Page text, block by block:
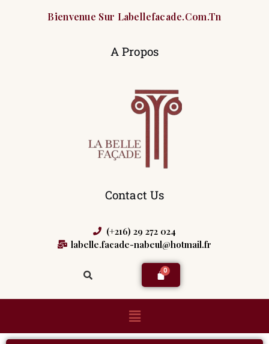
Bienvenue Sur Labellefacade.com.tn
A Propos
Contact Us
(+216) 29 272 024
labelle.facade-nabeul@hotmail.fr